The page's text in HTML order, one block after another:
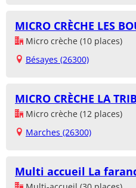
MICRO CRÈCHE LES
Micro crèche (10 places)
Bésayes (26300)
MICRO CRÈCHE LA
Micro crèche (12 places)
Marches (26300)
Multi accueil La